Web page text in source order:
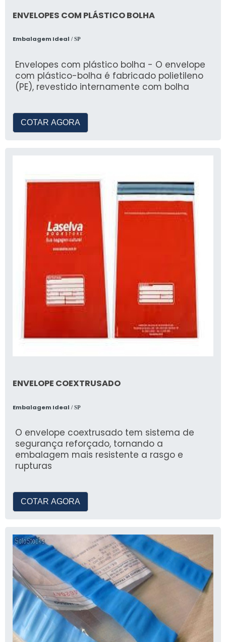
ENVELOPES COM PLÁSTICO BOLHA
Embalagem Ideal / SP
Envelopes com plástico bolha - O envelope
com plástico-bolha é fabricado polietileno
(PE), revestido internamente com bolha
COTAR AGORA
ENVELOPE COEXTRUSADO
Embalagem Ideal / SP
O envelope coextrusado tem sistema de
segurança reforçado, tornando a
embalagem mais resistente a rasgo e
rupturas
COTAR AGORA